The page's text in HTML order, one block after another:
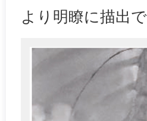
より明瞭に描出で